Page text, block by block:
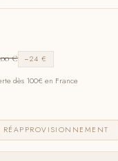
€ −24 €
dès 100€ en France
RÉAPPROVISIONNEMENT